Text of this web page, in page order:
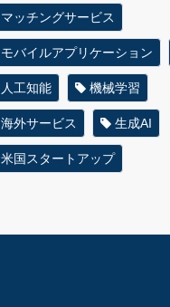
マッチングサービス
モバイルアプリケーション
人工知能 機械学習
海外サービス 生成AI
米国スタートアップ